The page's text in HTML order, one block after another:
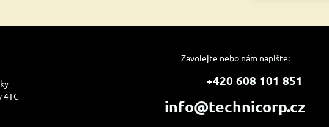
4TC
Zavolejte nebo nám napište:
+420 608 101 851
info@technicorp.cz